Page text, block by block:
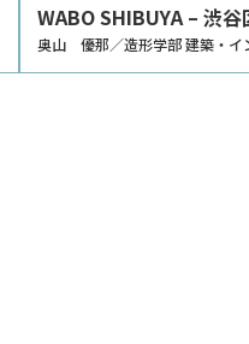
WABO SHIBUYA – 渋
としたゴミステーショ
奥山 優那／造形学部 建築・イ